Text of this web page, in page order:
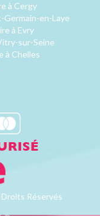
à Cergy
Germain-en-Laye
à Evry
sur-Seine
à Chelles
Réservés